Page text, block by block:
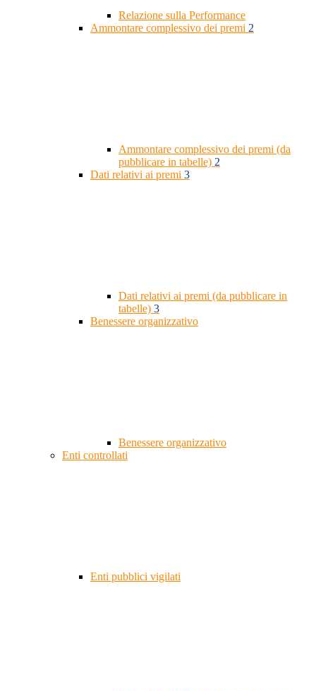
Relazione sulla Performance
Ammontare complessivo dei premi 2
Ammontare complessivo dei premi (da
pubblicare in tabelle) 2
Dati relativi ai premi 3
Dati relativi ai premi (da pubblicare in
tabelle) 3
Benessere organizzativo
Benessere organizzativo
Enti controllati
Enti pubblici vigilati